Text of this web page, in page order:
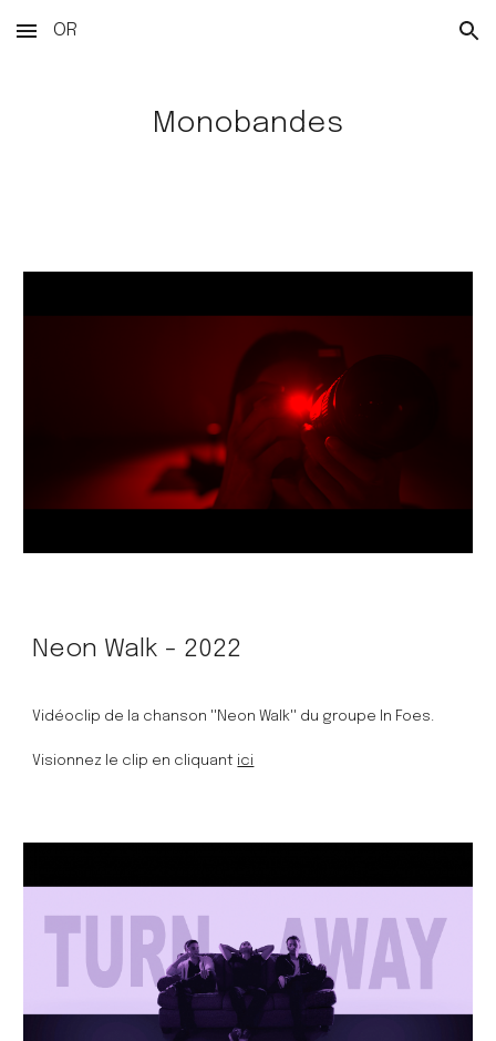
Skip to main content Skip to navigation
OR
Monobandes
Neon Walk - 2022
Vidéoclip de la chanson ''Neon Walk'' du groupe In Foes.
Visionnez le clip en cliquant ici